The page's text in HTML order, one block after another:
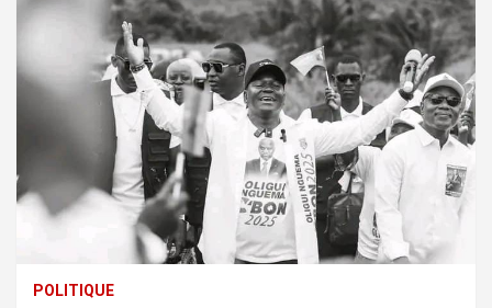
POLITIQUE